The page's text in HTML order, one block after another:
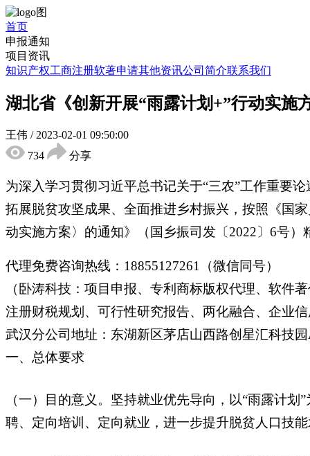
首页
申报通知
项目资讯
知识产权工商注册软著申请其他资讯公司简介联系我们
湖北省《创新开展“雨露计划+”行动实施
王伟 / 2023-02-01 09:50:00
734
分享
为深入学习贯彻习近平总书记关于“三农”工作重要
拓展脱贫攻坚成果、全面推进乡村振兴，按照《国
动实施方案〉的通知》（国乡振司发〔2022〕6号
代理免费咨询热线：18855127261（微信同号）
（卧涛科技：项目申报、专利商标版权代理、软件
注册财税规划、可行性研究报告、两化融合、企业
武汉分公司地址：东湖新区茅店山西路创星汇科技
一、总体要求
（一）目的意义。坚持就业优先导向，以“雨露计
聘、定向培训、定向就业，进一步提升脱贫人口技